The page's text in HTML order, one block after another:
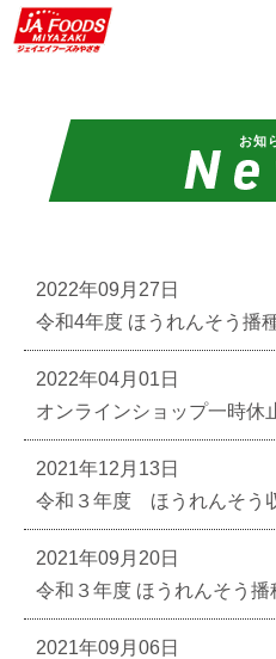
お知
2022年09月27日
令和4年度 ほうれんそう播
2022年04月01日
オンラインショップ一時休
2021年12月13日
令和３年度 ほうれんそう
2021年09月20日
令和３年度 ほうれんそう播
2021年09月06日